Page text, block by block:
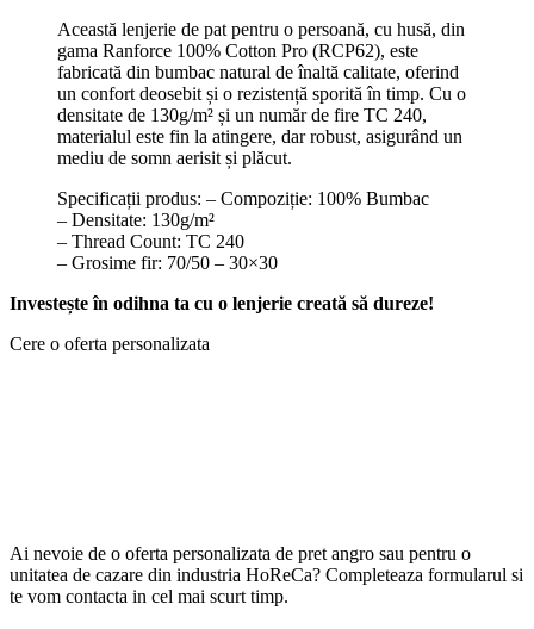
Această lenjerie de pat pentru o persoană, cu husă, din
gama Ranforce 100% Cotton Pro (RCP62), este
fabricată din bumbac natural de înaltă calitate, oferind
un confort deosebit și o rezistență sporită în timp. Cu o
densitate de 130g/m² și un număr de fire TC 240,
materialul este fin la atingere, dar robust, asigurând un
mediu de somn aerisit și plăcut.
Specificații produs: – Compoziție: 100% Bumbac
– Densitate: 130g/m²
– Thread Count: TC 240
– Grosime fir: 70/50 – 30×30
Investește în odihna ta cu o lenjerie creată să dureze!
Cere o oferta personalizata
Ai nevoie de o oferta personalizata de pret angro sau pentru o
unitatea de cazare din industria HoReCa? Completeaza formularul si
te vom contacta in cel mai scurt timp.